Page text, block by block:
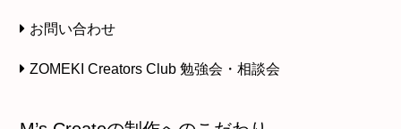
お問い合わせ
ZOMEKI Creators Club 勉強会・相談会